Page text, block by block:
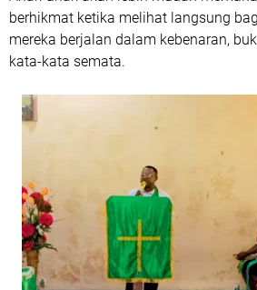
berhikmat ketika melihat langsung
mereka berjalan dalam kebenaran,
kata-kata semata.